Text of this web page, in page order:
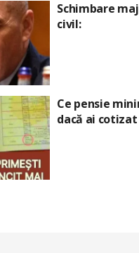
Schimbare
civil:
Ce pensie
dacă ai cotizat